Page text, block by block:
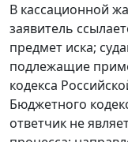
В кассационной
заявитель
предмет иска;
подлежащие
кодекса
Бюджетного
ответчик не